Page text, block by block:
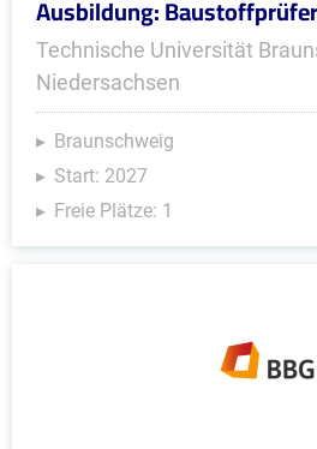
Ausbildung:
Technische Universität
Niedersachsen
Braunschweig
Start: 2027
Freie Plätze: 1